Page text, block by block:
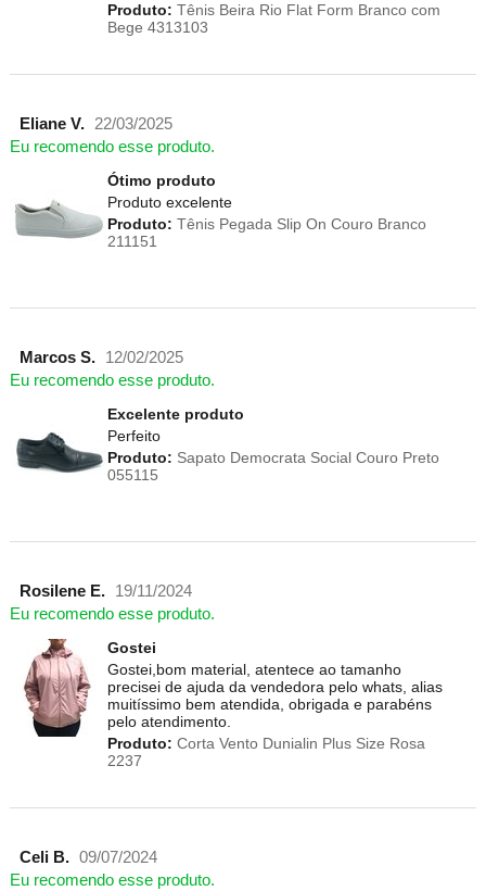
Produto: Tênis Beira Rio Flat Form Branco com
Bege 4313103
Eliane V.
22/03/2025
Eu recomendo esse produto.
Ótimo produto
Produto excelente
Produto: Tênis Pegada Slip On Couro Branco
211151
Marcos S.
12/02/2025
Eu recomendo esse produto.
Excelente produto
Perfeito
Produto: Sapato Democrata Social Couro Preto
055115
Rosilene E.
19/11/2024
Eu recomendo esse produto.
Gostei
Gostei,bom material, atentece ao tamanho
precisei de ajuda da vendedora pelo whats, alias
muitíssimo bem atendida, obrigada e parabéns
pelo atendimento.
Produto: Corta Vento Dunialin Plus Size Rosa
2237
Celi B. 09/07/2024
Eu recomendo esse produto.